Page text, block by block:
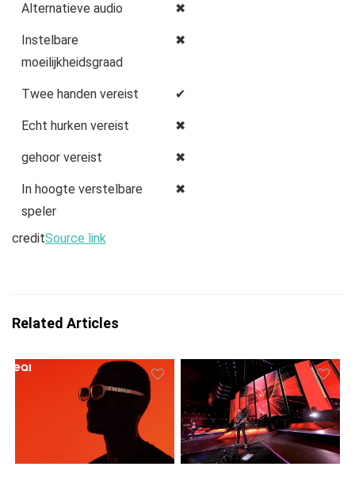
Alternatieve audio ✖
Instelbare
moeilijkheidsgraad
✖
Twee handen vereist ✔
Echt hurken vereist ✖
gehoor vereist ✖
In hoogte verstelbare
speler
✖
creditSource link
Related Articles